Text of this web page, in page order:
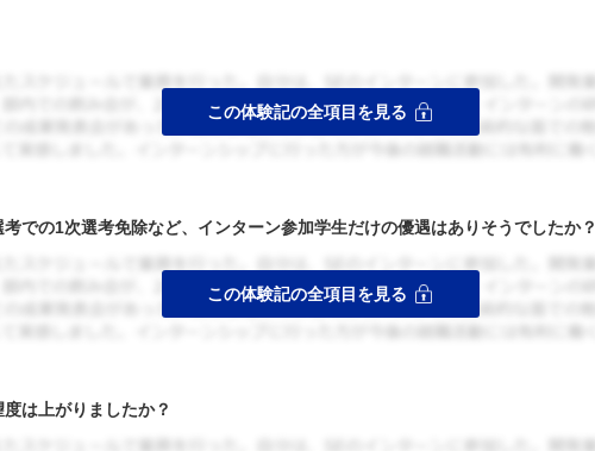
での1次選考免除など、インターン参加学生だけの優遇はありそうでしたか？
は上がりましたか？